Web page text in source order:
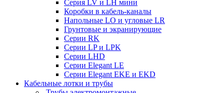
Серия LV и LH мини
Коробки в кабель-каналы
Напольные LO и угловые LR
Грунтовые и экранирующие
Серии RK
Серии LP и LPK
Серии LHD
Серии Elegant LE
Серии Elegant EKE и EKD
Кабельные лотки и трубы